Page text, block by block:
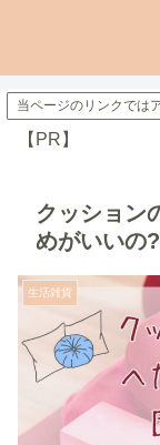
当ページのリンクでは
【PR】
クッション
めがいいの
生活雑貨